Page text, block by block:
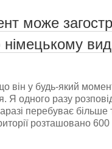
може
німецькому
що він у будь-який
Я одного разу
перебуває більше
розташовано 600